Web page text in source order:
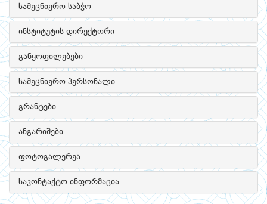
სამეცნიერო საბჭო
ინსტიტუტის დირექტორი
განყოფილებები
სამეცნიერო პერსონალი
გრანტები
ანგარიშები
ფოტოგალერეა
საკონტაქტო ინფორმაცია